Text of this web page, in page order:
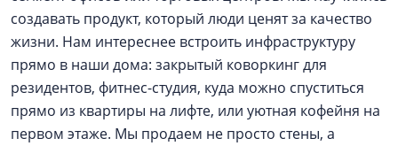
создавать продукт, который люди ценят за качество
жизни. Нам интереснее встроить инфраструктуру
прямо в наши дома: закрытый коворкинг для
резидентов, фитнес-студия, куда можно спуститься
прямо из квартиры на лифте, или уютная кофейня на
первом этаже. Мы продаем не просто стены, а